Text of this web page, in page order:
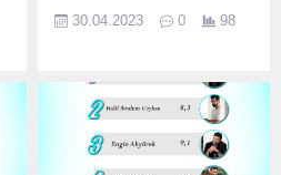
Nisan Halil İbrahim Ceylan
Onur Seyit Yaran Engin
30.04.2023 0 98